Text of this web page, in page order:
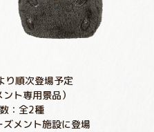
り順次登場予定
ト専用景品）
：全2種
メント施設に登場